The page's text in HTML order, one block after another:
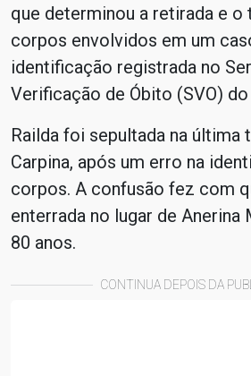
que determinou a retirada e o
corpos envolvidos em um
identificação registrada no
Verificação de Óbito (SVO)
Railda foi sepultada na última
Carpina, após um erro na
corpos. A confusão fez com
enterrada no lugar de Anerina
80 anos.
CONTINUA DEPOIS DA